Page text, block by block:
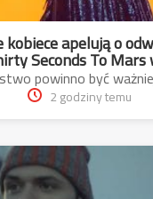
kobiece apelują o
Seconds To Mars
powinno być
2 godziny temu